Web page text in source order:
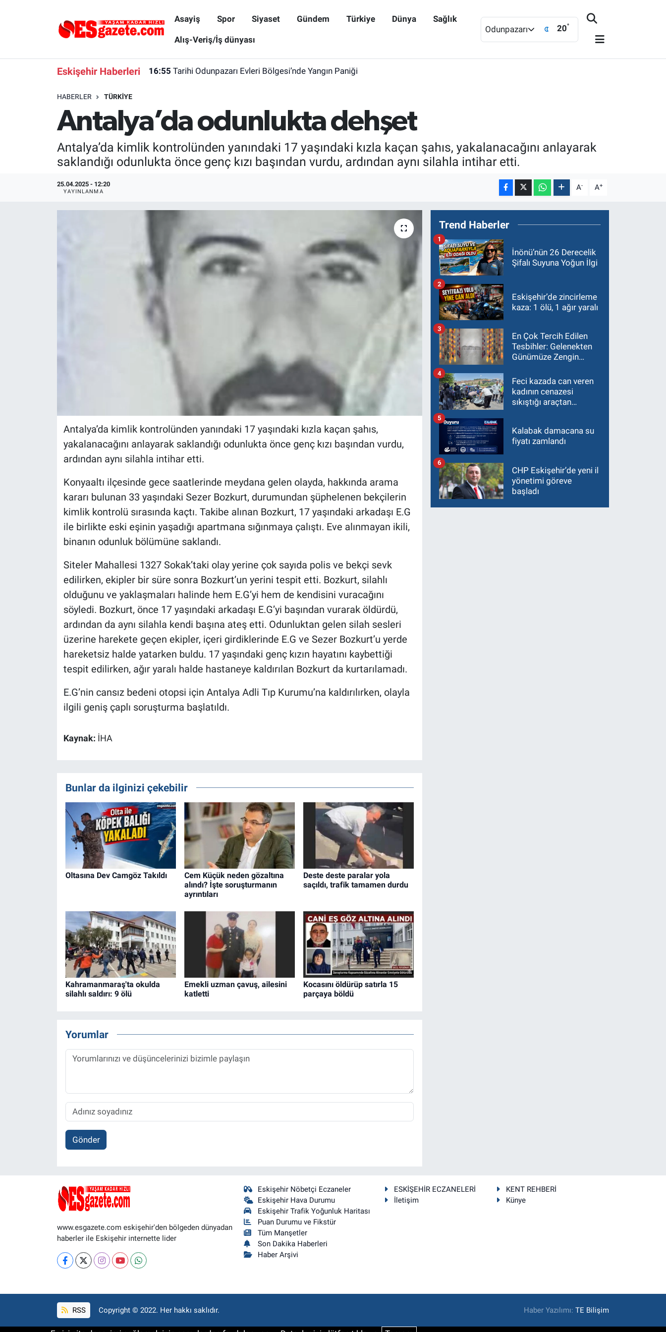
Asayiş Spor Siyaset Gündem Türkiye Dünya Sağlık
Alış-Veriş/İş dünyası
Odunpazarı 20°
Eskişehir Haberleri 16:55 Tarihi Odunpazarı Evleri Bölgesi’nde Yangın Paniği
HABERLER TÜRKIYE
Antalya’da odunlukta dehşet
Antalya’da kimlik kontrolünden yanındaki 17 yaşındaki kızla kaçan şahıs, yakalanacağını anlayarak
saklandığı odunlukta önce genç kızı başından vurdu, ardından aynı silahla intihar etti.
25.04.2025 - 12:20
YAYINLANMA A- A+
Antalya’da kimlik kontrolünden yanındaki 17 yaşındaki kızla kaçan şahıs,
yakalanacağını anlayarak saklandığı odunlukta önce genç kızı başından vurdu,
ardından aynı silahla intihar etti.
Konyaaltı ilçesinde gece saatlerinde meydana gelen olayda, hakkında arama
kararı bulunan 33 yaşındaki Sezer Bozkurt, durumundan şüphelenen bekçilerin
kimlik kontrolü sırasında kaçtı. Takibe alınan Bozkurt, 17 yaşındaki arkadaşı E.G
ile birlikte eski eşinin yaşadığı apartmana sığınmaya çalıştı. Eve alınmayan ikili,
binanın odunluk bölümüne saklandı.
Siteler Mahallesi 1327 Sokak’taki olay yerine çok sayıda polis ve bekçi sevk
edilirken, ekipler bir süre sonra Bozkurt’un yerini tespit etti. Bozkurt, silahlı
olduğunu ve yaklaşmaları halinde hem E.G’yi hem de kendisini vuracağını
söyledi. Bozkurt, önce 17 yaşındaki arkadaşı E.G’yi başından vurarak öldürdü,
ardından da aynı silahla kendi başına ateş etti. Odunluktan gelen silah sesleri
üzerine harekete geçen ekipler, içeri girdiklerinde E.G ve Sezer Bozkurt’u yerde
hareketsiz halde yatarken buldu. 17 yaşındaki genç kızın hayatını kaybettiği
tespit edilirken, ağır yaralı halde hastaneye kaldırılan Bozkurt da kurtarılamadı.
E.G’nin cansız bedeni otopsi için Antalya Adli Tıp Kurumu’na kaldırılırken, olayla
ilgili geniş çaplı soruşturma başlatıldı.
Kaynak: İHA
Bunlar da ilginizi çekebilir
Oltasına Dev Camgöz Takıldı
Cem Küçük neden gözaltına
alındı? İşte soruşturmanın
ayrıntıları
Deste deste paralar yola
saçıldı, trafik tamamen durdu
Kahramanmaraş'ta okulda
silahlı saldırı: 9 ölü
Emekli uzman çavuş, ailesini
katletti
Kocasını öldürüp satırla 15
parçaya böldü
Yorumlar
Gönder
Trend Haberler
İnönü’nün 26 Derecelik
Şifalı Suyuna Yoğun İlgi
1
Eskişehir’de zincirleme
kaza: 1 ölü, 1 ağır yaralı
2
En Çok Tercih Edilen
Tesbihler: Gelenekten
Günümüze Zengin
3
Feci kazada can veren
kadının cenazesi
sıkıştığı araçtan
4
Kalabak damacana su
fiyatı zamlandı
5
CHP Eskişehir’de yeni il
yönetimi göreve
başladı
6
www.esgazete.com eskişehir'den bölgeden dünyadan
haberler ile Eskişehir internette lider
Eskişehir Nöbetçi Eczaneler
Eskişehir Hava Durumu
Eskişehir Trafik Yoğunluk Haritası
Puan Durumu ve Fikstür
Tüm Manşetler
Son Dakika Haberleri
Haber Arşivi
ESKİŞEHİR ECZANELERİ
KENT REHBERİ
İletişim
Künye
RSS Copyright © 2022. Her hakkı saklıdır. Haber Yazılımı:TE Bilişim
Eskişehirspor Arşivi
Röportaj
Ekonomi
Magazin
Bilim ve Teknoloji
Eskişehir Nöbetçi Eczaneler
Süper Lig Puan Durumu ve Fikstür
Son Dakika Haberleri
Haber Arşivi